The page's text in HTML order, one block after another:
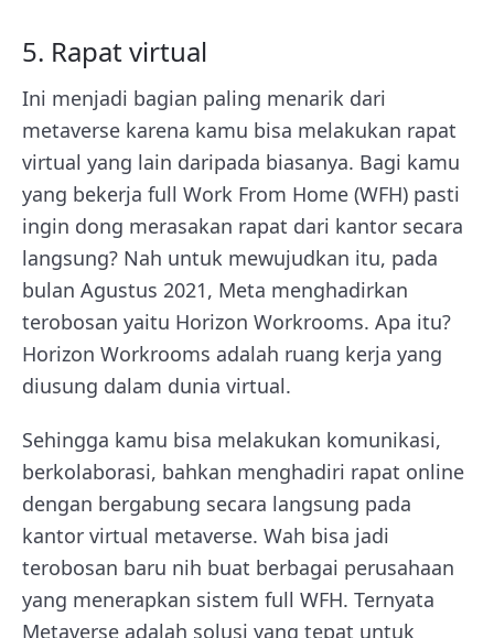
5. Rapat virtual
Ini menjadi bagian paling menarik dari
metaverse karena kamu bisa melakukan rapat
virtual yang lain daripada biasanya. Bagi kamu
yang bekerja full Work From Home (WFH) pasti
ingin dong merasakan rapat dari kantor secara
langsung? Nah untuk mewujudkan itu, pada
bulan Agustus 2021, Meta menghadirkan
terobosan yaitu Horizon Workrooms. Apa itu?
Horizon Workrooms adalah ruang kerja yang
diusung dalam dunia virtual.
Sehingga kamu bisa melakukan komunikasi,
berkolaborasi, bahkan menghadiri rapat online
dengan bergabung secara langsung pada
kantor virtual metaverse. Wah bisa jadi
terobosan baru nih buat berbagai perusahaan
yang menerapkan sistem full WFH. Ternyata
Metaverse adalah solusi yang tepat untuk